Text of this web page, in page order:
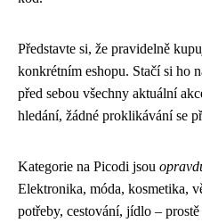
Představte si, že pravidelně
konkrétním eshopu. Stačí si ho
před sebou všechny aktuální
hledání, žádné proklikávání se
Kategorie na Picodi jsou
Elektronika, móda, kosmetika,
potřeby, cestování, jídlo –